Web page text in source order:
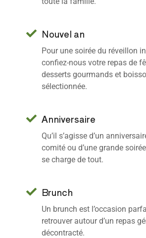
Nouvel an
Pour une soirée du réveillon
confiez-nous votre repas de
desserts gourmands et
sélectionnée.
Anniversaire
Qu’il s’agisse d’un
comité ou d’une grande
se charge de tout.
Brunch
Un brunch est l’occasion
retrouver autour d’un repas
décontracté.